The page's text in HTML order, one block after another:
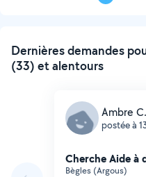
Dernières demandes
(33) et alentours
Ambre C.
postée à
Cherche Aide à
Bègles (Argous)